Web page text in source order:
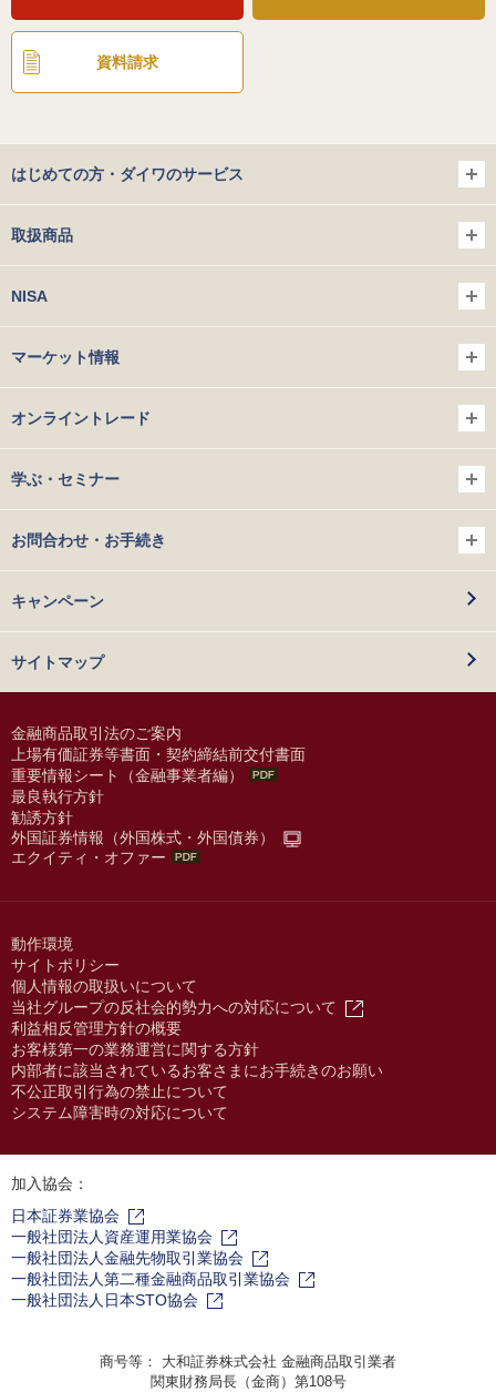
資料請求
はじめての方・ダイワのサービス
取扱商品
NISA
マーケット情報
オンライントレード
学ぶ・セミナー
お問合わせ・お手続き
キャンペーン
サイトマップ
金融商品取引法のご案内
上場有価証券等書面・契約締結前交付書面
重要情報シート（金融事業者編）
最良執行方針
勧誘方針
外国証券情報（外国株式・外国債券）
エクイティ・オファー
動作環境
サイトポリシー
個人情報の取扱いについて
当社グループの反社会的勢力への対応について
利益相反管理方針の概要
お客様第一の業務運営に関する方針
内部者に該当されているお客さまにお手続きのお願い
不公正取引行為の禁止について
システム障害時の対応について
加入協会：
日本証券業協会
一般社団法人資産運用業協会
一般社団法人金融先物取引業協会
一般社団法人第二種金融商品取引業協会
一般社団法人日本STO協会
商号等： 大和証券株式会社 金融商品取引業者
関東財務局長（金商）第108号